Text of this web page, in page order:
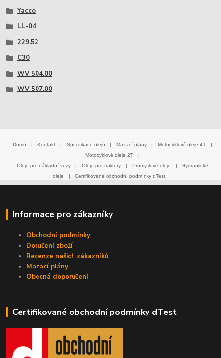
Yacco
LL-04
229.52
C30
WV 504.00
WV 507.00
Domů | Kontakt | Specifikace olejů | Mazací plány | Motocyklové oleje 4T
|
Motocyklové oleje 2T
|
Oleje pro nákladní vozy
| Oleje pro traktory | Průmyslové oleje |
Hydraulické
oleje
| Certifikované obchodní podmínky dTest
Informace pro zákazníky
Obchodní podmínky
Doručení zboží
Recenze našich zákazníků
Mazací plány
Obecná doporučení
Certifikované obchodní podmínky dTest